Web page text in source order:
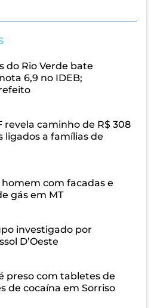
do Rio Verde bate
6,9 no IDEB;
revela caminho de R$ 308
ligados a famílias de
com facadas e
gás em MT
investigado por
D’Oeste
preso com tabletes de
de cocaína em Sorriso